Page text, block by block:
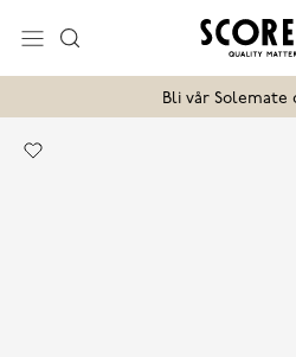
Bli vår Solemate